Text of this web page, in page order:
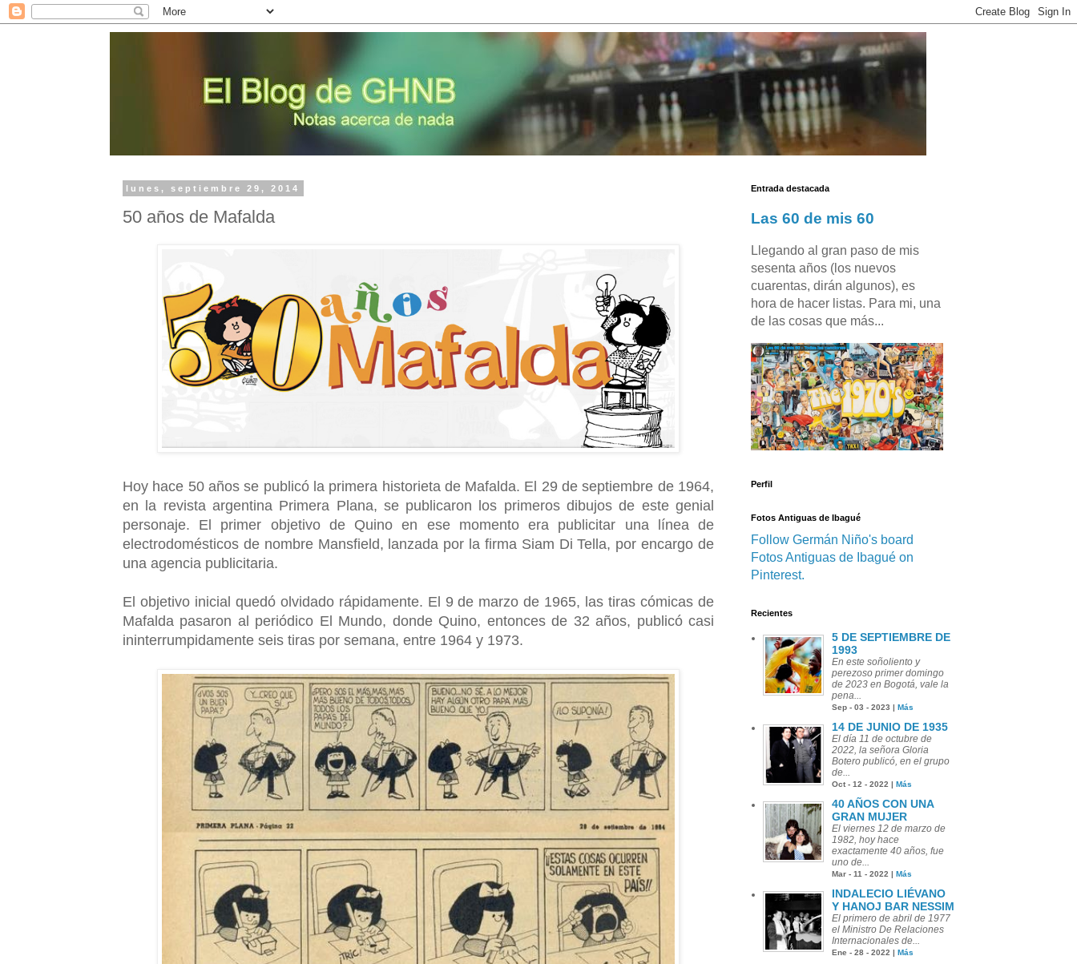
lunes, septiembre 29, 2014
50 años de Mafalda
Hoy hace 50 años se publicó la primera historieta de Mafalda. El 29 de septiembre de 1964,
en la revista argentina Primera Plana, se publicaron los primeros dibujos de este genial
personaje. El primer objetivo de Quino en ese momento era publicitar una línea de
electrodomésticos de nombre Mansfield, lanzada por la firma Siam Di Tella, por encargo de
una agencia publicitaria.
El objetivo inicial quedó olvidado rápidamente. El 9 de marzo de 1965, las tiras cómicas de
Mafalda pasaron al periódico El Mundo, donde Quino, entonces de 32 años, publicó casi
ininterrumpidamente seis tiras por semana, entre 1964 y 1973.
Entrada destacada
Las 60 de mis 60
Llegando al gran paso de mis
sesenta años (los nuevos
cuarentas, dirán algunos), es
hora de hacer listas. Para mi, una
de las cosas que más...
Perfil
Fotos Antiguas de Ibagué
Follow Germán Niño's board
Fotos Antiguas de Ibagué on
Pinterest.
Recientes
5 DE SEPTIEMBRE DE
1993
En este soñoliento y
perezoso primer domingo
de 2023 en Bogotá, vale la
pena...
Sep - 03 - 2023 | Más
14 DE JUNIO DE 1935
El día 11 de octubre de
2022, la señora Gloria
Botero publicó, en el grupo
de...
Oct - 12 - 2022 | Más
40 AÑOS CON UNA
GRAN MUJER
El viernes 12 de marzo de
1982, hoy hace
exactamente 40 años, fue
uno de...
Mar - 11 - 2022 | Más
INDALECIO LIÉVANO
Y HANOJ BAR NESSIM
El primero de abril de 1977
el Ministro De Relaciones
Internacionales de...
Ene - 28 - 2022 | Más